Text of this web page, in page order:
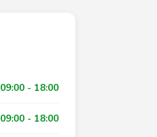
09:00 - 18:00
09:00 - 18:00